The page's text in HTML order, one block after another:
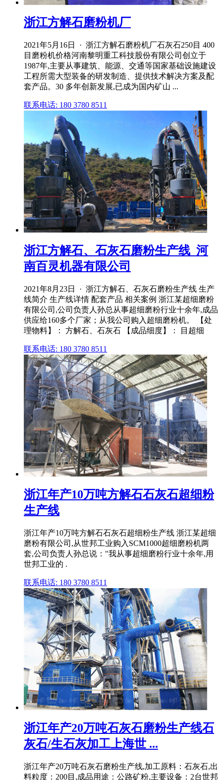
浙江方解石磨粉机厂
2021年5月16日 · 浙江方解石磨粉机厂石灰石250目 400
目磨粉机价格河南黎明重工科技股份有限公司创立于
1987年,主要从事建筑、能源、交通等国家基础设施建设
工程所需大型装备的研发制造、提供技术解决方案及配
套产品。30 多年创新发展,已成为国内矿山 ...
联系电话: 180 3780 8511
浙江方解石、石灰石磨粉生产线_河
南百灵机器有限公司
2021年8月23日 · 浙江方解石、石灰石磨粉生产线 生产
线简介 生产线详情 配套产品 相关案例 浙江某超细磨粉
有限公司,公司负责人孙总从事超细磨粉行业十余年,成品
供应给160多个厂家；从我公司购入超细磨粉机。 【处
理物料】： 方解石、石灰石 【成品细度】： 目超细
联系电话: 180 3780 8511
浙江年产10万吨方解石石灰石超细粉
生产线
浙江年产10万吨方解石石灰石超细粉生产线 浙江某超细
磨粉有限公司,从世邦工业购入SCM1000超细磨粉机两
套,公司负责人孙总说："我从事超细磨粉行业十余年,用
世邦工业的 .
联系电话: 180 3780 8511
浙江年产20万吨石灰石磨粉生产线石
灰石/生石灰加工上海世 ...
浙江年产20万吨石灰石磨粉生产线,加工原料：石灰石,出
料粒度：200目,成品用途：公路矿粉,主要设备：2台世邦